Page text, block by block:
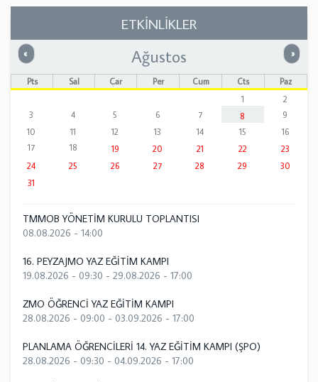
ETKİNLİKLER
« Önceki »
Ağustos
Pts Sal Çar Per Cum Cts
Paz
1
2
3
4 5 6 7 8
9
10
11 12 13 14 15
16
17
18 19 20 21 22
23
24
25 26 27 28 29
30
31
TMMOB YÖNETİM KURULU TOPLANTISI
08.08.2026 - 14:00
16. PEYZAJMO YAZ EĞİTİM KAMPI
19.08.2026 - 09:30 - 29.08.2026 - 17:00
ZMO ÖĞRENCİ YAZ EĞİTİM KAMPI
28.08.2026 - 09:00 - 03.09.2026 - 17:00
PLANLAMA ÖĞRENCİLERİ 14. YAZ EĞİTİM KAMPI (ŞPO)
28.08.2026 - 09:30 - 04.09.2026 - 17:00